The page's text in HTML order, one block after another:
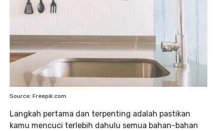
Source: Freepik.com
Langkah pertama dan terpenting adalah pastikan
kamu mencuci terlebih dahulu semua bahan-bahan